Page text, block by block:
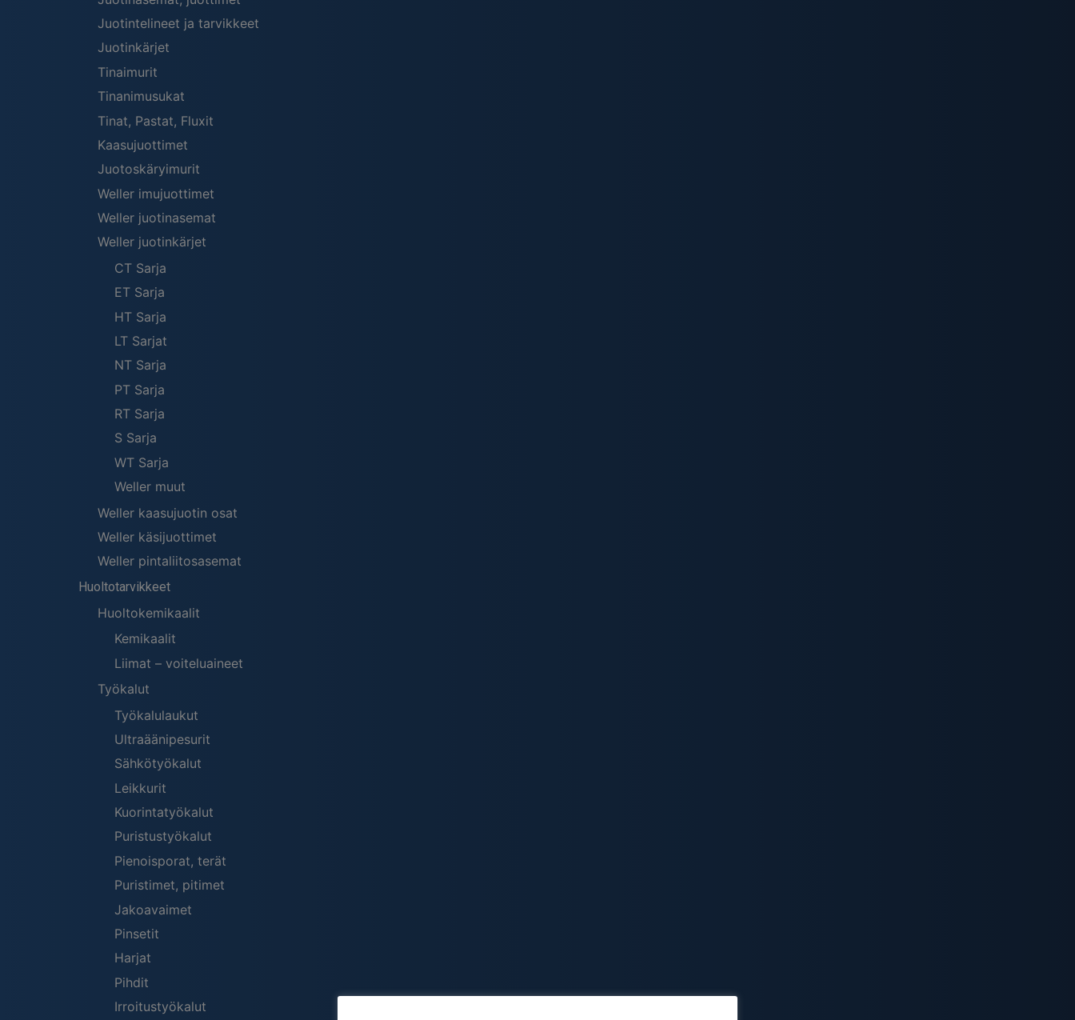
Juotintelineet ja tarvikkeet
Juotinkärjet
Tinaimurit
Tinanimusukat
Tinat, Pastat, Fluxit
Kaasujuottimet
Juotoskäryimurit
Weller imujuottimet
Weller juotinasemat
Weller juotinkärjet
CT Sarja
ET Sarja
HT Sarja
LT Sarjat
NT Sarja
PT Sarja
RT Sarja
S Sarja
WT Sarja
Weller muut
Weller kaasujuotin osat
Weller käsijuottimet
Weller pintaliitosasemat
Huoltotarvikkeet
Huoltokemikaalit
Kemikaalit
Liimat – voiteluaineet
Työkalut
Työkalulaukut
Ultraäänipesurit
Sähkötyökalut
Leikkurit
Kuorintatyökalut
Puristustyökalut
Pienoisporat, terät
Puristimet, pitimet
Jakoavaimet
Pinsetit
Harjat
Pihdit
Irroitustyökalut